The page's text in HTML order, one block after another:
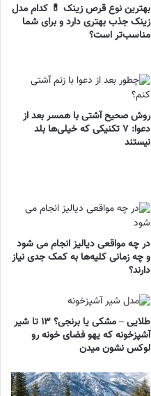
بهترین نوع قرص زینک 💊 کدام مدل
زینک جذب بهتری دارد و برای شما
مناسب‌تر است؟
روش صحیح آشتی با همسر بعد از
دعوا: ۷ تکنیکی که خیلی‌ها بلد
نیستند
در چه مواقعی دیالیز انجام می شود
و چه زمانی کلیه‌ها به کمک جدی نیاز
دارند؟
طلایی – مشکی یا برنجی؟ ۱۳ تا شیر
آشپزخونه که یهو فضای خونه رو
لوکس نشون میدن